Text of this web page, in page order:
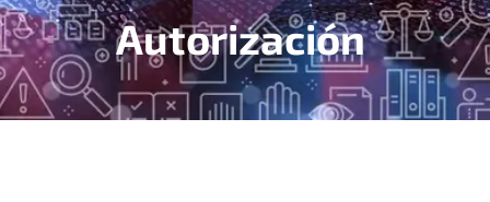
Autorización